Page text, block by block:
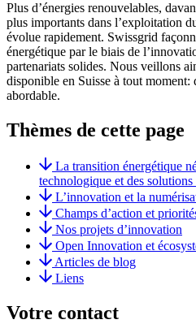
Plus d’énergies renouvelables,
plus importants dans l’exploitation
évolue rapidement. Swissgrid
énergétique par le biais de
partenariats solides. Nous veillons
disponible en Suisse à tout moment:
abordable.
Thèmes de cette page
La transition énergétique
technologique et des
L’innovation et la
Champs d’action et
Nos projets d’innovation
Open Innovation et
Articles de blog
Liens
Votre contact